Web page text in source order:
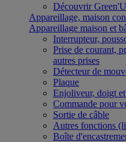
Découvrir
Appareillage, maison
Appareillage maison et
Interrupteur,
Prise de courant,
autres prises
Détecteur de
Plaque
Enjoliveur, doigt
Commande pour
Sortie de câble
Autres fonctions
Boîte